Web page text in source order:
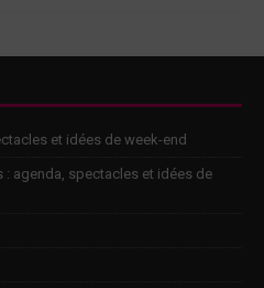
et idées de week-end
agenda, spectacles et idées de